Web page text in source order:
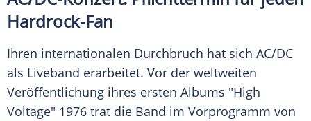
Hardrock-Fan
Ihren internationalen Durchbruch hat sich AC/DC
als Liveband erarbeitet. Vor der weltweiten
Veröffentlichung ihres ersten Albums "High
Voltage" 1976 trat die Band im Vorprogramm von